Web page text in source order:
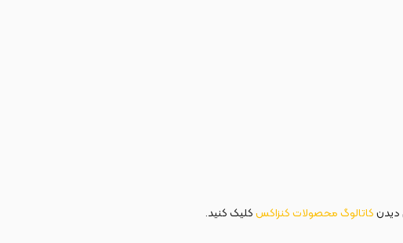
دیدنکاتالوگ محصولات کنزاکسکلیک کنید.